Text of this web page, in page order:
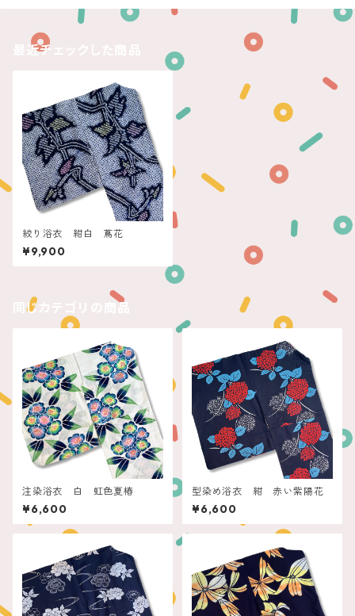
最近チェックした商品
絞り浴衣 紺白 蔦花
¥9,900
同じカテゴリの商品
注染浴衣 白 虹色夏椿
¥6,600
型染め浴衣 紺 赤い紫陽花
¥6,600